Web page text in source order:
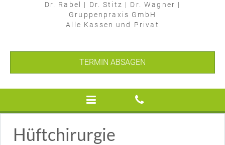
Dr. Rabel | Dr. Stitz | Dr. Wagner |
Gruppenpraxis GmbH
Alle Kassen und Privat
TERMIN ABSAGEN
Hüftchirurgie